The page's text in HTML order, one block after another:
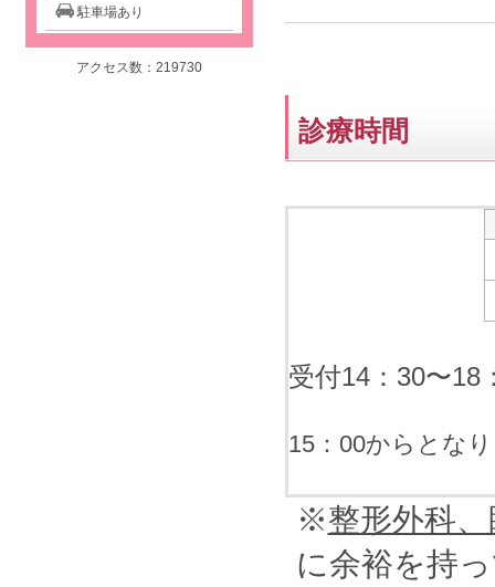
診療時間
受付14：30〜18
15：00からとな
※整形外科
に余裕を持
駐車場あり
アクセス数：219730